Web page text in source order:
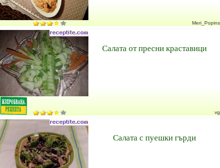
Meri_Popins
Салата от пресни краставици
vg
Салата с пуешки гърди